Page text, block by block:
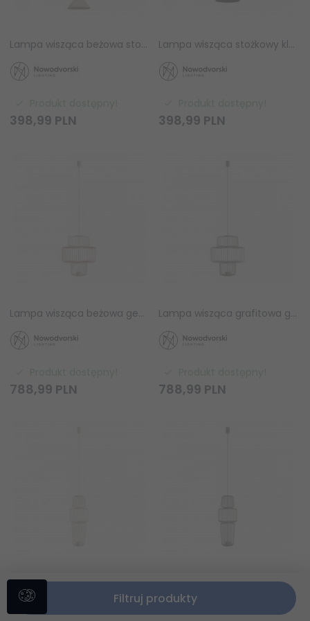
Lampa wisząca beżowa stożkowy klosz geometryczna nowoczesna dekoracyjna DROPS COLOR E 11192 Nowodvorski
398,99 PLN
Lampa wisząca stożkowy klosz geometryczna nowoczesna dekoracyjna DROPS COLOR F 12098 Nowodvorski
398,99 PLN
Lampa wisząca beżowa geometryczna druciana owalny kształt nowoczesna dekoracyjna NOME A 12248 Nowodvorski
788,99 PLN
Lampa wisząca grafitowa geometryczna druciana owalny kształt nowoczesna dekoracyjna NOME A 12249 Nowodvorski
788,99 PLN
Lampa wisząca beżowa geometryczna druciana podłużny kształt nowoczesna dekoracyjna NOME B 12250 Nowodvorski
Filtruj produkty